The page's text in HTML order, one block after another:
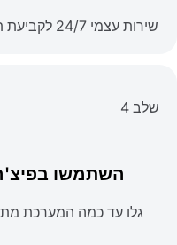
שירות עצמי 24/7 לקביעת תורים — בלי התנגשויות ובלי בלבול
שלב 4
השתמשו
גלו עד כמה המערכת